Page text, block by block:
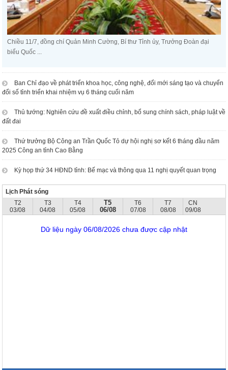
Chiều 11/7, đồng chí Quản Minh Cường, Bí thư Tỉnh ủy, Trưởng Đoàn đại
biểu Quốc ...
Ban Chỉ đạo về phát triển khoa học, công nghệ, đổi mới sáng tạo và chuyển
đổi số tỉnh triển khai nhiệm vụ 6 tháng cuối năm
Thủ tướng: Nghiên cứu đề xuất điều chỉnh, bổ sung chính sách, pháp luật về
đất đai
Thứ trưởng Bộ Công an Trần Quốc Tỏ dự hội nghị sơ kết 6 tháng đầu năm
2025 Công an tỉnh Cao Bằng
Kỳ họp thứ 34 HĐND tỉnh: Bế mạc và thông qua 11 nghị quyết quan trọng
Lịch Phát sóng
T2
03/08
T3
04/08
T4
05/08
T5
06/08
T6
07/08
T7
08/08
CN
09/08
Dữ liệu ngày 06/08/2026 chưa được cập nhật